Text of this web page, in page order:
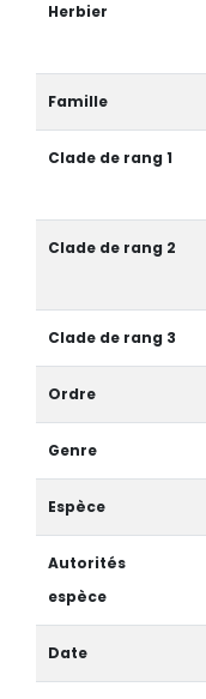
Herbier
Famille
Clade de rang 1
Clade de rang 2
Clade de rang 3
Ordre
Genre
Espèce
Autorités
espèce
Date